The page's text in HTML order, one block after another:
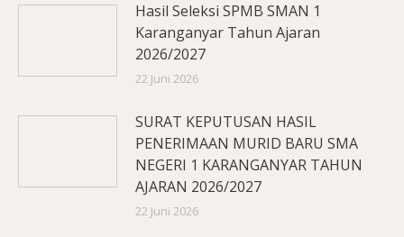
Hasil Seleksi SPMB SMAN 1
Karanganyar Tahun Ajaran
2026/2027
22 Juni 2026
SURAT KEPUTUSAN HASIL
PENERIMAAN MURID BARU SMA
NEGERI 1 KARANGANYAR TAHUN
AJARAN 2026/2027
22 Juni 2026